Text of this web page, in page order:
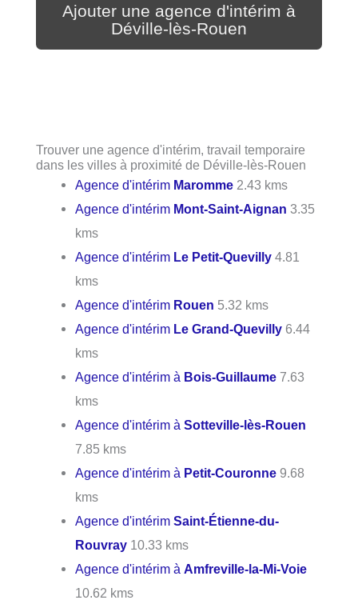
Ajouter une agence d'intérim à
Déville-lès-Rouen
Trouver une agence d'intérim, travail temporaire
dans les villes à proximité de Déville-lès-Rouen
Agence d'intérim Maromme 2.43 kms
Agence d'intérim Mont-Saint-Aignan 3.35
kms
Agence d'intérim Le Petit-Quevilly 4.81
kms
Agence d'intérim Rouen 5.32 kms
Agence d'intérim Le Grand-Quevilly 6.44
kms
Agence d'intérim à Bois-Guillaume 7.63
kms
Agence d'intérim àSotteville-lès-Rouen
7.85 kms
Agence d'intérim à Petit-Couronne 9.68
kms
Agence d'intérimSaint-Étienne-du-
Rouvray 10.33 kms
Agence d'intérim àAmfreville-la-Mi-Voie
10.62 kms